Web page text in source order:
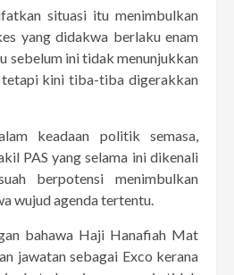
situasi itu menimbulkan
yang didakwa berlaku enam
sebelum ini tidak menunjukkan
tetapi kini tiba-tiba digerakkan
keadaan politik semasa,
PAS yang selama ini dikenali
berpotensi menimbulkan
wujud agenda tertentu.
bahawa Haji Hanafiah Mat
jawatan sebagai Exco kerana